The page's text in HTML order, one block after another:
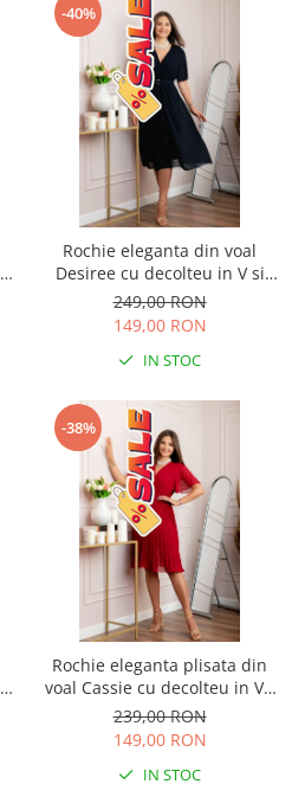
-40%
Rochie eleganta din voal
Desiree cu decolteu in V si
curea - Bleumarin
249,00 RON
149,00 RON
IN STOC
-38%
Rochie eleganta plisata din
voal Cassie cu decolteu in V -
Grena
239,00 RON
149,00 RON
IN STOC